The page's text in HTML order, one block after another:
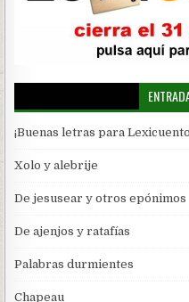
¡Buenas letras para
Xolo y alebrije
De jesusear y otros epónimos
De ajenjos y ratafías
Palabras durmientes
Chapeau